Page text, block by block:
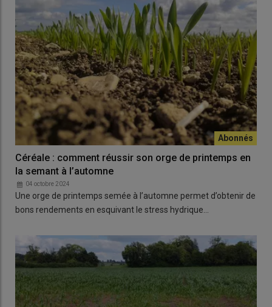
Céréale : comment réussir son orge de printemps en
la semant à l’automne
04 octobre 2024
Une orge de printemps semée à l’automne permet d’obtenir de
bons rendements en esquivant le stress hydrique…